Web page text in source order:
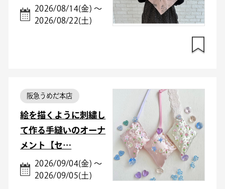
2026/08/14(金) ～
2026/08/22(土)
阪急うめだ本店
絵を描くように刺繍し
て作る手縫いのオーナ
メント【セ…
2026/09/04(金) ～
2026/09/05(土)